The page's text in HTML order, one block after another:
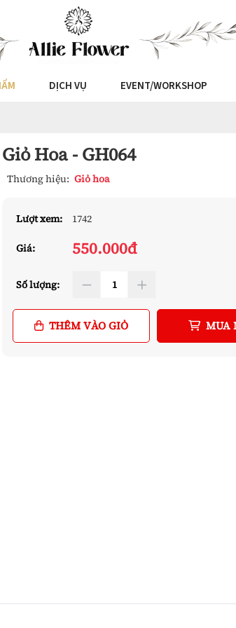
DỊCH VỤ EVENT/WORKSHOP
Giỏ Hoa - GH064
Thương hiệu: Giỏ hoa
Lượt xem: 1742
Giá: 550.000đ
Số lượng:
THÊM VÀO GIỎ MUA